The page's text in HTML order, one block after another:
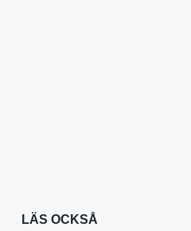
LÄS OCKSÅ